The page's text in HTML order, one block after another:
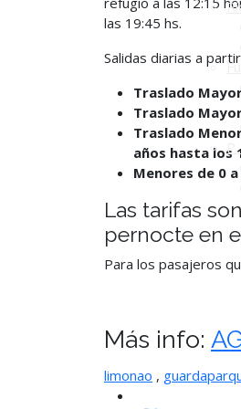
las 19:45 hs.
Salidas diarias a
Traslado
Traslado
Traslado
años hasta los
Menores de 0
Las tarifas
pernocte en
Para los pasajeros
Más info:
limonao ,